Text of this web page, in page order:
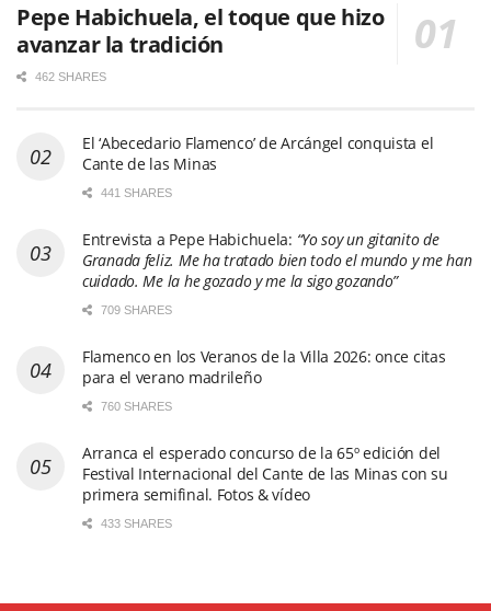
Pepe Habichuela, el toque que hizo
avanzar la tradición
462 SHARES
El ‘Abecedario Flamenco’ de Arcángel conquista el
Cante de las Minas
441 SHARES
Entrevista a Pepe Habichuela: “Yo soy un gitanito de
Granada feliz. Me ha tratado bien todo el mundo y me han
cuidado. Me la he gozado y me la sigo gozando”
709 SHARES
Flamenco en los Veranos de la Villa 2026: once citas
para el verano madrileño
760 SHARES
Arranca el esperado concurso de la 65º edición del
Festival Internacional del Cante de las Minas con su
primera semifinal. Fotos & vídeo
433 SHARES